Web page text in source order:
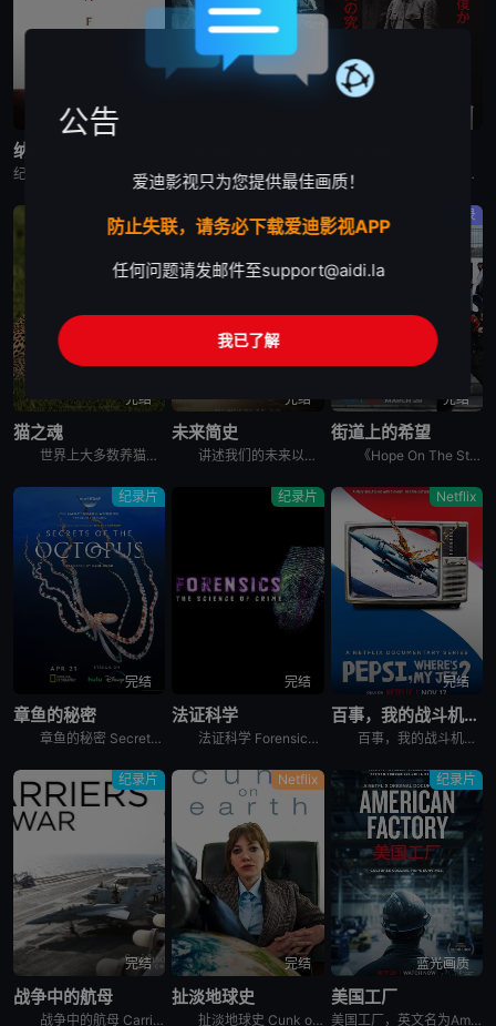
已完结
纳达尔
纪录片《纳达尔》深入探讨了拉斐尔·纳达尔辉煌的网球职业生涯。除了介绍他的比赛表现外，还揭示了他的私人生活、鲜为人知的幕后故事，以及他在 2023 年克服伤病后，在 2024 年重新重返赛场的历程。 纪录片是2023年推出的《以神之名：信仰的背叛》的第二季，此次纪录片将会讲述JMS受害人Maple的近况，还有当年肆意践踏人权的“釜山兄弟福利院”事件以及“至尊派事件”和“三丰百货大楼倒塌惨案”等 围绕着東京审判这一重要历史事件, 本片除了讲述过程外, 更重要的还是提出了一系列国际法法律问题和伦理道德疑问, 如事后法问题, 战争罪的有無, 以及个人辩护和国家辩护的选择和远东国际法庭战犯的选择
纪录片
完结
猫之魂
世界上大多数养猫的人都能通过宠物的眼睛窥见动物的野性。这部纪录片着眼于家猫和它们的野生表亲们，以及它们的祖先之间，在行为上隐约可见的关联。镜头特别勾勒出这些相似之处，并向所谓的“主人们”（如果猫真
纪录片
完结
未来简史
讲述我们的未来以及我们如何重新构想它们。由著名未来学家阿里·瓦拉赫主持，邀请观众踏上一次环游世界的旅程，充满发现、希望和可能性，了解我们今天所处的位置以及接下来会发生什么。将历史、科学和意想不到的
纪录
完结
街道上的希望
《Hope On The Street》是防弹少年团郑号锡（j-hope）推出的同名舞蹈练习日记内容。讲述j-hope在入伍前访问日本大阪、法国巴黎、美国纽约、韩国首尔和光州，并与当地的舞蹈家通过
纪录片
完结
章鱼的秘密
章鱼的秘密 Secrets of the Octopus是2024年澳大利亚,美国纪录片。艾美奖肯定《鲸之谜》制作团队最新力作。 &nbsp; &nbsp; &nbsp; &nbsp; &nbsp
纪录片
完结
法证科学
法证科学 Forensics: The Science of Crime是2020年犯罪纪录片。《法证科学》旨在向观众展示法医学是如何帮助破获各类犯罪案件的，通过在法医研究所、大学实验室、研究中心
Netflix
完结
百事，我的战斗机呢？
百事，我的战斗机呢？ Pepsi, Where&#39;s My Jet?是2022年美国历史纪录片。When a 20-year-old attempts to win a fighter je
纪录片
完结
战争中的航母
战争中的航母 Carriers at War分集剧情：第1集，以实时跟拍的方式，展示了超级航母布什号在阿拉伯海湾战争中的优异表现，以及强大战力背后辛苦和严禁的准备工作。机组人员严苛的修检F/A -
Netflix
完结
扯淡地球史
扯淡地球史 Cunk on Earth是2022年英国喜剧纪录片。Follows Philomena Cunk as she comically tells the story of our gr
纪录片
蓝光画质
美国工厂
美国工厂，英文名为American Factory，是2019年上映的美国纪录片电影。
公告
爱迪影视只为您提供最佳画质！
防止失联，请务必下载爱迪影视APP
任何问题请发邮件至support@aidi.la
我已了解